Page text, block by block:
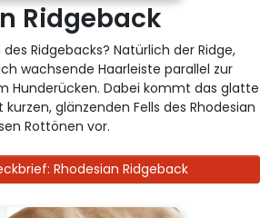
Ridgeback
Ridgebacks? Natürlich der Ridge,
wachsende Haarleiste parallel zur
Hunderücken. Dabei kommt das glatte
glänzenden Fells des Rhodesian
Rottönen vor.
Rhodesian Ridgeback